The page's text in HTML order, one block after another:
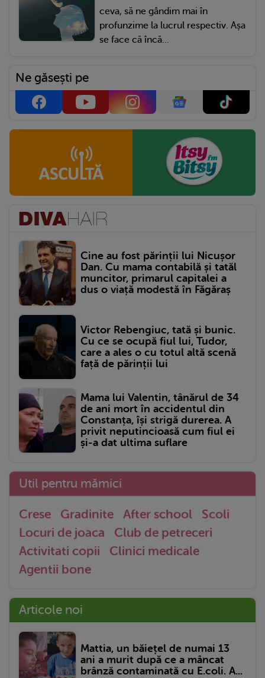
ceva, să ne gândim mai în
profunzime la lucrul respectiv. Așa
se face că încă...
Ne găsești pe
Cine au fost părinții lui Nicușor
Dan. Cu mama contabilă și tatăl
muncitor, primarul capitalei a
dus o viață modestă în Făgăraș
Victor Rebengiuc, tată și bunic.
Cu ce se ocupă fiul lui, Tudor,
care a ales o cu totul altă scenă
față de părinții lui
Mama lui Valentin, tânărul de 34
de ani mort în accidentul din
Constanța, își strigă durerea. A
privit neputincioasă cum fiul ei
și-a dat ultima suflare
Util pentru mămici
Crese Gradinite After school
Scoli
Locuri de joaca
Club de petreceri
Activitati copii
Clinici medicale
Agentii bone
Articole noi
Mattia, un băiețel de numai 13
ani a murit după ce a mâncat
brânză contaminată cu E.coli. A...